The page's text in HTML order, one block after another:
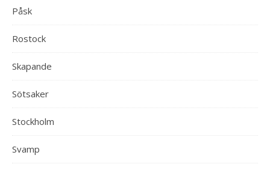
Påsk
Rostock
Skapande
Sötsaker
Stockholm
Svamp